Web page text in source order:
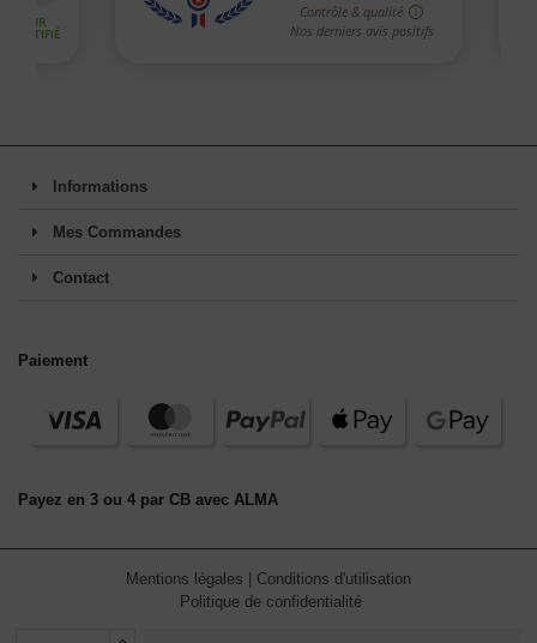
Informations
Mes Commandes
Contact
Paiement
Payez en 3 ou 4 par CB avec ALMA
Mentions légales
Conditions d'utilisation
Politique de confidentialité